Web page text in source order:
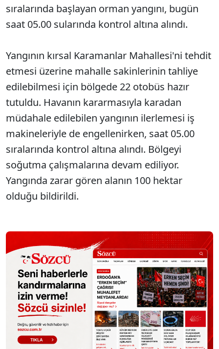
sıralarında başlayan orman yangını, bugün
saat 05.00 sularında kontrol altına alındı.
Yangının kırsal Karamanlar Mahallesi'ni tehdit
etmesi üzerine mahalle sakinlerinin tahliye
edilebilmesi için bölgede 22 otobüs hazır
tutuldu. Havanın kararmasıyla karadan
müdahale edilebilen yangının ilerlemesi iş
makineleriyle de engellenirken, saat 05.00
sıralarında kontrol altına alındı. Bölgeyi
soğutma çalışmalarına devam ediliyor.
Yangında zarar gören alanın 100 hektar
olduğu bildirildi.